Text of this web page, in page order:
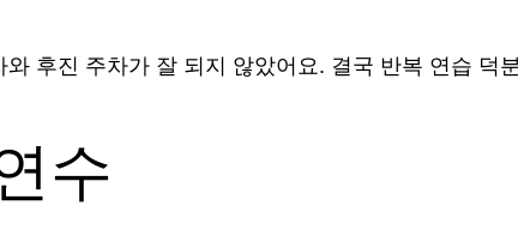
후진 주차가 잘 되지 않았어요. 결국 반복 연습 덕
수